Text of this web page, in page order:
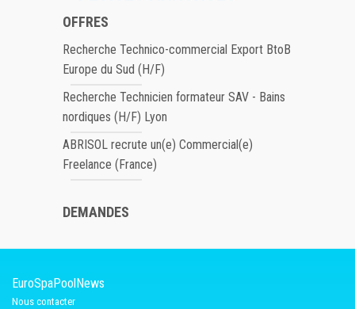
OFFRES
Recherche Technico-commercial Export BtoB
Europe du Sud (H/F)
Recherche Technicien formateur SAV - Bains
nordiques (H/F) Lyon
ABRISOL recrute un(e) Commercial(e)
Freelance (France)
DEMANDES
EuroSpaPoolNews
Nous contacter